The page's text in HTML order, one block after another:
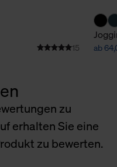
15 ab
zu
erhalten Sie eine
zu bewerten.